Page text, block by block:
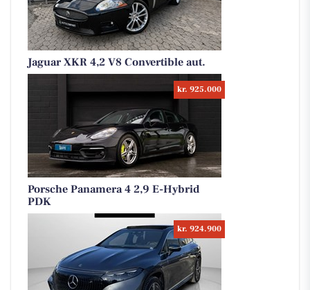
Jaguar XKR 4,2 V8 Convertible aut.
kr. 925.000
Porsche Panamera 4 2,9 E-Hybrid
PDK
kr. 924.900